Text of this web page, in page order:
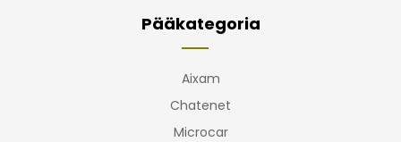
Pääkategoria
Aixam
Chatenet
Microcar